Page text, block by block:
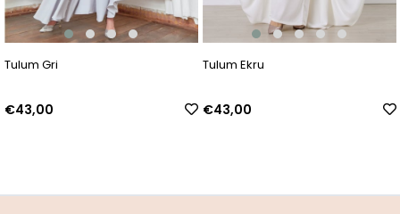
Tulum Gri
€43,00
Tulum Ekru
€43,00